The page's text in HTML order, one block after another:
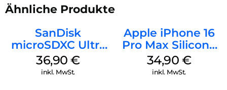
Ähnliche Produkte
SanDisk
microSDXC Ultra
128 GB + Adapter
Mobile
36,90€
inkl. MwSt.
Apple iPhone 16
Pro Max Silicone
Case MagSafe
Denim
34,90 €
inkl. MwSt.